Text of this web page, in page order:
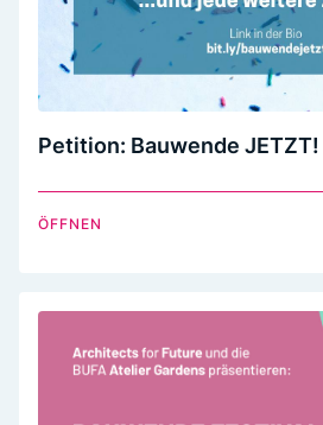
Petition: Bauwende JETZT!
ÖFFNEN